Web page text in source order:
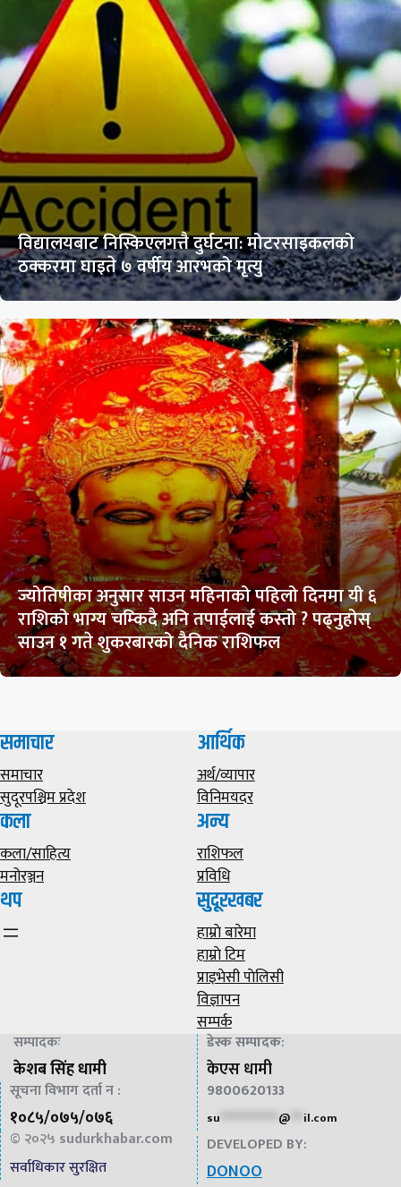
विद्यालयबाट निस्किएलगत्तै दुर्घटना: मोटरसाइकलको
ठक्करमा घाइते ७ वर्षीय आरभको मृत्यु
ज्योतिषीका अनुसार साउन महिनाको पहिलो दिनमा यी ६
राशिको भाग्य चम्किदै अनि तपाईलाई कस्तो ? पढ्नुहोस्
साउन १ गते शुकरबारको दैनिक राशिफल
समाचार
समाचार
सुदूरपश्चिम प्रदेश
आर्थिक
अर्थ/व्यापार
विनिमयदर
कला
कला/साहित्य
मनोरञ्जन
अन्य
राशिफल
प्रविधि
थप सुदूरखबर
हाम्राे बारेमा
हाम्राे टिम
प्राइभेसी पाेलिसी
विज्ञापन
सम्पर्क
सम्पादकः
केशब सिंह धामी
डेस्क सम्पादक:
केएस धामी
सूचना विभाग दर्ता न :
१०८५/०७५/०७६
9800620133
su @*** il.com
© २०२५ sudurkhabar.com
सर्वाधिकार सुरक्षित
DEVELOPED BY:
DONOO